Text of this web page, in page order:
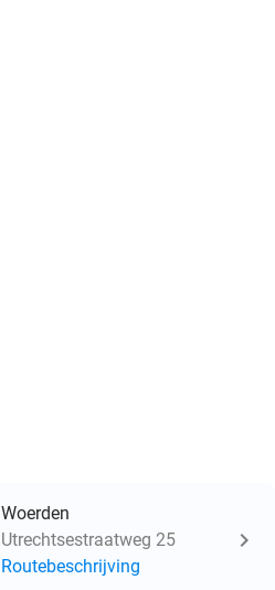
Woerden
Utrechtsestraatweg 25
Routebeschrijving